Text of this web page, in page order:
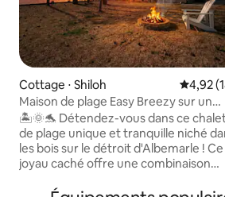
Cottage ⋅ Shiloh
4,92
Maison de plage Easy Breezy sur un
rivage isolé
🏝️🌞🐬 Détendez-vous dans ce
de plage unique et tranquille niché
les bois sur le détroit d'Albemarle ! Ce
joyau caché offre une combinaison
faune est vraiment abondante lors de